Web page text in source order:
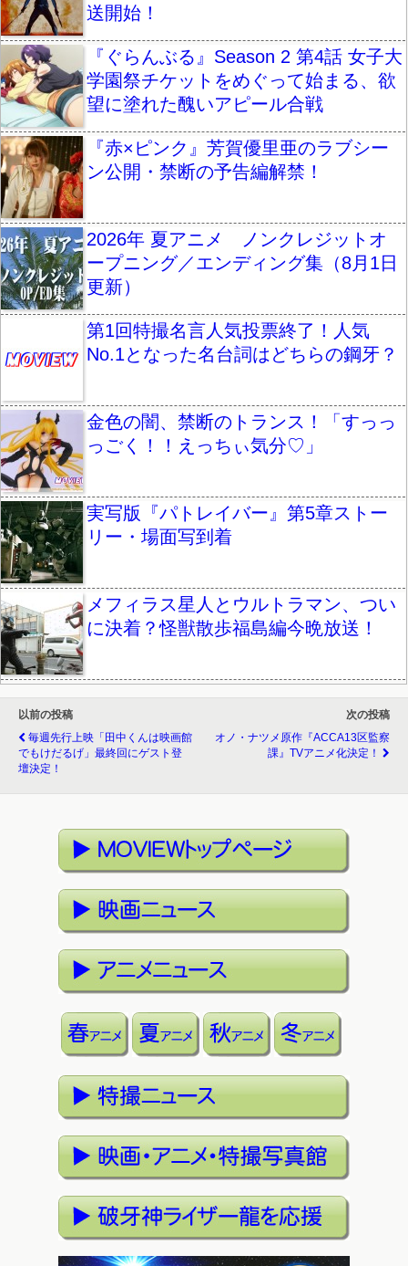
送開始！
『ぐらんぶる』Season 2 第4話 女子大
学園祭チケットをめぐって始まる、欲
望に塗れた醜いアピール合戦
『赤×ピンク』芳賀優里亜のラブシー
ン公開・禁断の予告編解禁！
2026年 夏アニメ ノンクレジットオ
ープニング／エンディング集（8月1日
更新）
第1回特撮名言人気投票終了！人気
No.1となった名台詞はどちらの鋼牙？
金色の闇、禁断のトランス！「すっっ
っごく！！えっちぃ気分♡」
実写版『パトレイバー』第5章ストー
リー・場面写到着
メフィラス星人とウルトラマン、つい
に決着？怪獣散歩福島編今晩放送！
以前の投稿
毎週先行上映「田中くんは映画館
でもけだるげ」最終回にゲスト登
壇決定！
次の投稿
オノ・ナツメ原作『ACCA13区監察
課』TVアニメ化決定！